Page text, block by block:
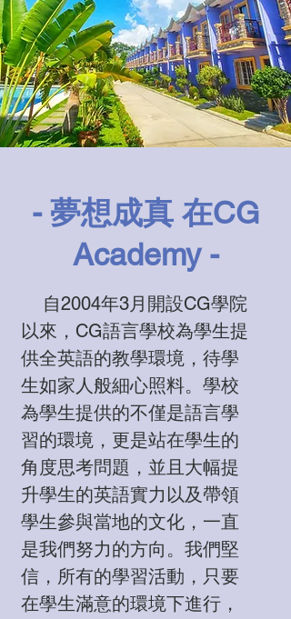
- 夢想成真 在CG
Academy -
自2004年3月開設CG學院
以來，CG語言學校為學生提
供全英語的教學環境，待學
生如家人般細心照料。學校
為學生提供的不僅是語言學
習的環境，更是站在學生的
角度思考問題，並且大幅提
升學生的英語實力以及帶領
學生參與當地的文化，一直
是我們努力的方向。我們堅
信，所有的學習活動，只要
在學生滿意的環境下進行，